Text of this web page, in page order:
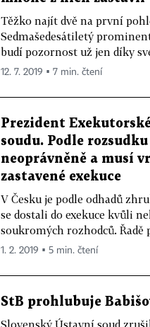
Těžko najít dvě na první
Sedmašedesátiletý
budí pozornost už jen díky
12. 7. 2019 ▪ 7 min. čtení
Prezident
soudu. Podle
neoprávněně a musí
zastavené exekuce
V Česku je podle odhadů
se dostali do exekuce kvůli
soukromých rozhodců. Řadě
1. 2. 2019 ▪ 5 min. čtení
StB prohlubuje
Slovenský Ústavní soud